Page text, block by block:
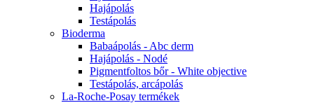
Hajápolás
Testápolás
Bioderma
Babaápolás - Abc derm
Hajápolás - Nodé
Pigmentfoltos bőr - White objective
Testápolás, arcápolás
La-Roche-Posay termékek